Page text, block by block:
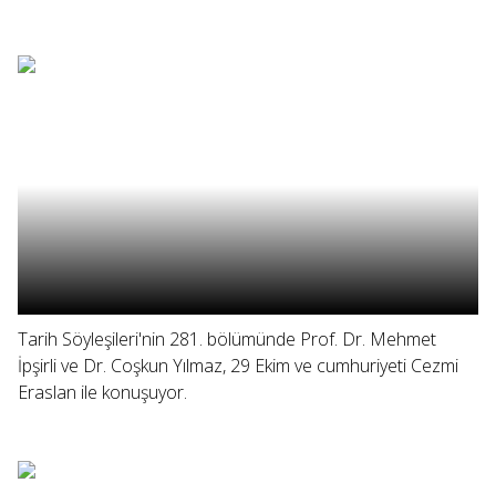
Tarih Söyleşileri'nin 281. bölümünde Prof. Dr. Mehmet
İpşirli ve Dr. Coşkun Yılmaz, 29 Ekim ve cumhuriyeti Cezmi
Eraslan ile konuşuyor.